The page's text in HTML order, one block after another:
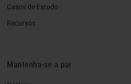
Casos de Estudo
Recursos
Mantenha-se a par